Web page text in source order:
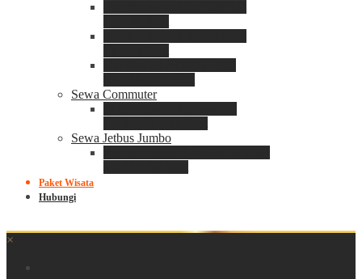
Sewa Commuter
Sewa Jetbus Jumbo
Paket Wisata
Hubungi
×